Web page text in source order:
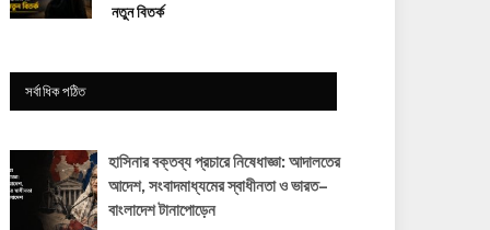
নতুন বিতর্ক
সর্বাধিক পঠিত
হাসিনার বক্তব্য প্রচারে নিষেধাজ্ঞা: আদালতের
আদেশ, সংবাদমাধ্যমের স্বাধীনতা ও ভারত–
বাংলাদেশ টানাপোড়েন